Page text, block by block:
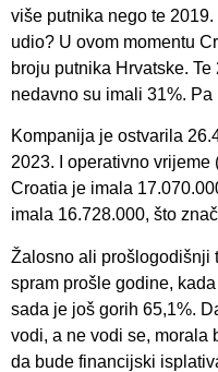
više putnika nego te
udio? U ovom momentu
broju putnika Hrvatske.
nedavno su imali 31%.
Kompanija je ostvarila
2023. I operativno vrijeme
Croatia je imala
imala 16.728.000, što
Žalosno ali prošlogodišnji
spram prošle godine,
sada je još gorih 65,1%.
vodi, a ne vodi se, morala
da bude financijski